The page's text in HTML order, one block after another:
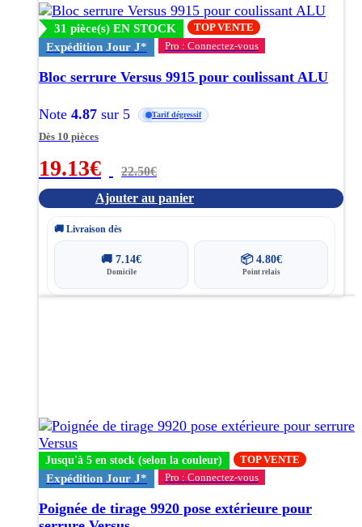
31 pièce(s) EN STOCK TOP VENTE
Expédition Jour J* Pro : Connectez-vous
Bloc serrure Versus 9915 pour coulissant ALU
Note 4.87 sur 5 Tarif dégressif
Dès 10 pièces
19.13€ 22.50€
Ajouter au panier
🚚 Livraison dès
🚚7.14€
Domicile
📦 4.80€
Point relais
Jusqu'à 5 en stock (selon la couleur) TOP VENTE
Expédition Jour J* Pro : Connectez-vous
Poignée de tirage 9920 pose extérieure pour
peuvent
être
choisies
sur
la
page